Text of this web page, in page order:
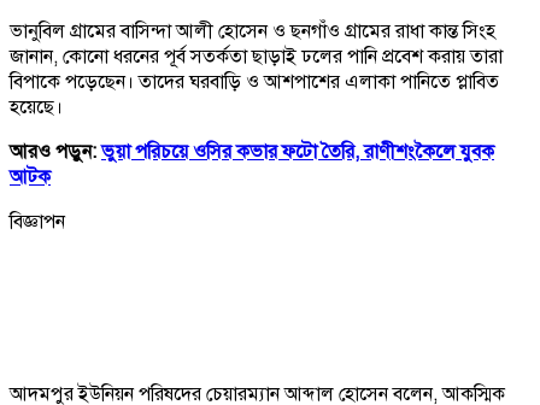
ভানুবিল গ্রামের বাসিন্দা আলী হোসেন ও ছনগাঁও গ্রামের রাধা কান্ত সিংহ
জানান, কোনো ধরনের পূর্ব সতর্কতা ছাড়াই ঢলের পানি প্রবেশ করায় তারা
বিপাকে পড়েছেন। তাদের ঘরবাড়ি ও আশপাশের এলাকা পানিতে প্লাবিত
হয়েছে।
আরও পড়ুন:ভুয়া পরিচয়ে ওসির কভার ফটো তৈরি, রাণীশংকৈলে যুবক
আটক
বিজ্ঞাপন
আদমপুর ইউনিয়ন পরিষদের চেয়ারম্যান আব্দাল হোসেন বলেন, আকস্মিক